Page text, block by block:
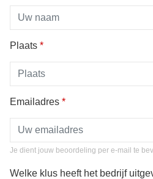
Plaats *
Emailadres *
Je dient jouw beoordeling per e-mail te
Welke klus heeft het bedrijf